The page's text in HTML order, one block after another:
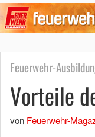
Feuerwehr-
Vorteile
von Feuerwehr-